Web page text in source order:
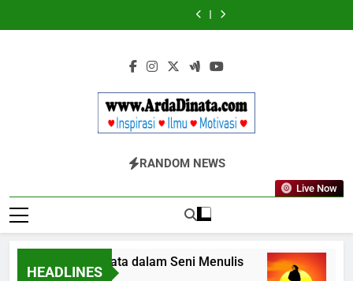
to
Kekinian
EFEKTA
English
for
Adults
Wajib
Diketahui
Kekinian
di
EFEKTA
English
for
Adults
BERDAYA
Inspirasi, Ilmu, Dan Motivasi
RANDOM NEWS
Live Now
HEADLINES
Terbangkan Kata dalam Seni Menulis